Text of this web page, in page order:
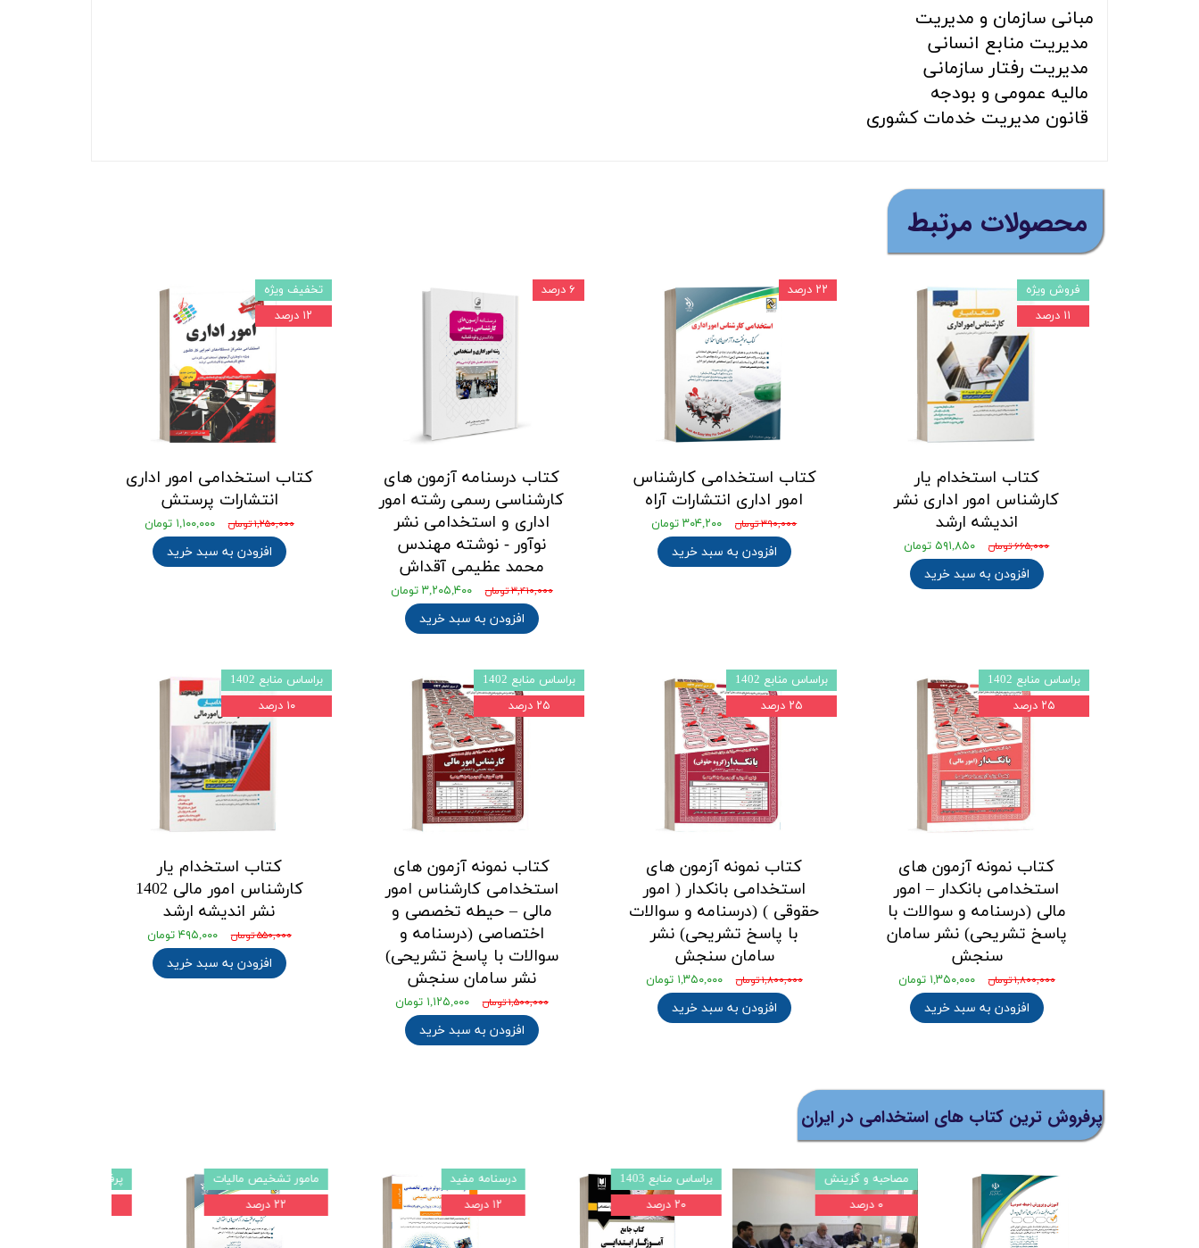
مبانی سازمان و مدیریت
مدیریت منابع انسانی
مدیریت رفتار سازمانی
مالیه عمومی و بودجه
قانون مدیریت خدمات کشوری
​محصولات مرتبط
کتاب استخدام یار
کارشناس امور اداری نشر
اندیشه ارشد
۶۶۵,۰۰۰ تومان ۵۹۱,۸۵۰ تومان
افزودن به سبد خرید
فروش ویژه
۱۱ درصد
کتاب استخدامی کارشناس
امور اداری انتشارات آراه
۳۹۰,۰۰۰ تومان ۳۰۴,۲۰۰ تومان
افزودن به سبد خرید
۲۲ درصد
کتاب درسنامه آزمون های
کارشناسی رسمی رشته امور
اداری و استخدامی نشر
نوآور - نوشته مهندس
محمد عظیمی آقداش
۳,۴۱۰,۰۰۰ تومان ۳,۲۰۵,۴۰۰ تومان
افزودن به سبد خرید
۶ درصد
کتاب استخدامی امور اداری
انتشارات پرستش
۱,۲۵۰,۰۰۰ تومان ۱,۱۰۰,۰۰۰ تومان
افزودن به سبد خرید
تخفیف ویژه
۱۲ درصد
کتاب نمونه آزمون های
استخدامی بانکدار – امور
مالی (درسنامه و سوالات با
پاسخ تشریحی) نشر سامان
سنجش
۱,۸۰۰,۰۰۰ تومان ۱,۳۵۰,۰۰۰ تومان
افزودن به سبد خرید
براساس منابع 1402
۲۵ درصد
کتاب نمونه آزمون های
استخدامی بانکدار ( امور
حقوقی ) (درسنامه و سوالات
با پاسخ تشریحی) نشر
سامان سنجش
۱,۸۰۰,۰۰۰ تومان ۱,۳۵۰,۰۰۰ تومان
افزودن به سبد خرید
براساس منابع 1402
۲۵ درصد
کتاب نمونه آزمون های
استخدامی کارشناس امور
مالی – حیطه تخصصی و
اختصاصی (درسنامه و
سوالات با پاسخ تشریحی)
نشر سامان سنجش
۱,۵۰۰,۰۰۰ تومان ۱,۱۲۵,۰۰۰ تومان
افزودن به سبد خرید
براساس منابع 1402
۲۵ درصد
کتاب استخدام یار
کارشناس امور مالی 1402
نشر اندیشه ارشد
۵۵۰,۰۰۰ تومان ۴۹۵,۰۰۰ تومان
افزودن به سبد خرید
براساس منابع 1402
۱۰ درصد
مامور تشخیص مالیات
۲۲ درصد
درسنامه مفید
۱۲ درصد
براساس منابع 1403
۲۰ درصد
مصاحبه و گزینش
۰ درصد
پرفروش ترین کتاب های استخدامی در ایران